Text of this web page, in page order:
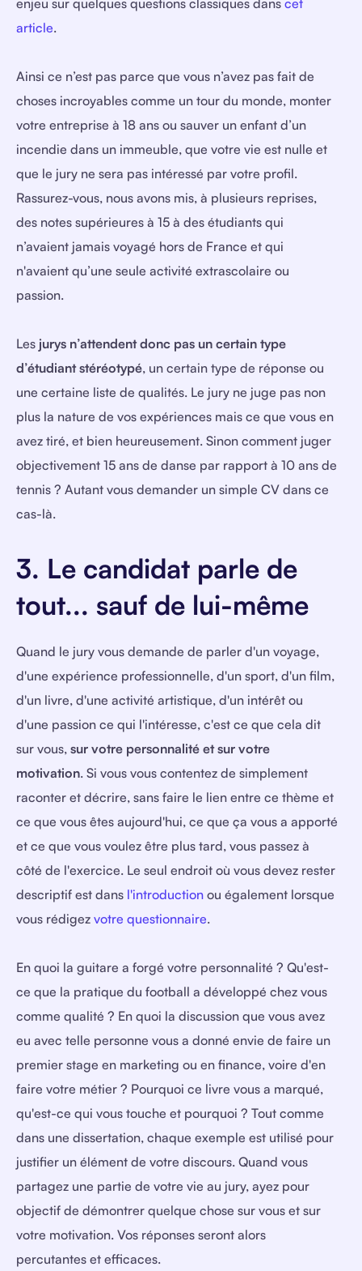
article.
Ainsi ce n’est pas parce que vous n’avez pas fait de
choses incroyables comme un tour du monde, monter
votre entreprise à 18 ans ou sauver un enfant d’un
incendie dans un immeuble, que votre vie est nulle et
que le jury ne sera pas intéressé par votre profil.
Rassurez-vous, nous avons mis, à plusieurs reprises,
des notes supérieures à 15 à des étudiants qui
n’avaient jamais voyagé hors de France et qui
n'avaient qu’une seule activité extrascolaire ou
passion.
Les jurys n’attendent donc pas un certain type
d’étudiant stéréotypé, un certain type de réponse ou
une certaine liste de qualités. Le jury ne juge pas non
plus la nature de vos expériences mais ce que vous en
avez tiré, et bien heureusement. Sinon comment juger
objectivement 15 ans de danse par rapport à 10 ans de
tennis ? Autant vous demander un simple CV dans ce
cas-là.
3. Le candidat parle de
tout... sauf de lui-même
Quand le jury vous demande de parler d'un voyage,
d'une expérience professionnelle, d'un sport, d'un film,
d'un livre, d'une activité artistique, d'un intérêt ou
d'une passion ce qui l'intéresse, c'est ce que cela dit
sur vous, sur votre personnalité et sur votre
motivation. Si vous vous contentez de simplement
raconter et décrire, sans faire le lien entre ce thème et
ce que vous êtes aujourd'hui, ce que ça vous a apporté
et ce que vous voulez être plus tard, vous passez à
côté de l'exercice. Le seul endroit où vous devez rester
descriptif est dans l'introduction ou également lorsque
vous rédigez votre questionnaire.
En quoi la guitare a forgé votre personnalité ? Qu'est-
ce que la pratique du football a développé chez vous
comme qualité ? En quoi la discussion que vous avez
eu avec telle personne vous a donné envie de faire un
premier stage en marketing ou en finance, voire d'en
faire votre métier ? Pourquoi ce livre vous a marqué,
qu'est-ce qui vous touche et pourquoi ? Tout comme
dans une dissertation, chaque exemple est utilisé pour
justifier un élément de votre discours. Quand vous
partagez une partie de votre vie au jury, ayez pour
objectif de démontrer quelque chose sur vous et sur
votre motivation. Vos réponses seront alors
percutantes et efficaces.